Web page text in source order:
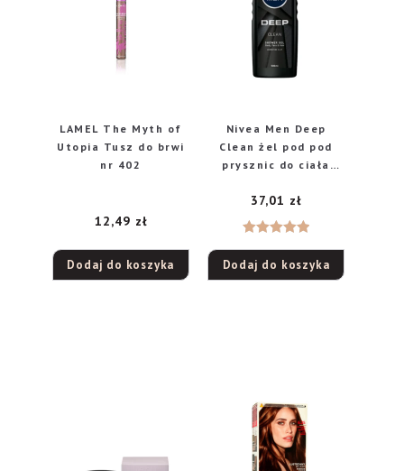
LAMEL The Myth of
Utopia Tusz do brwi
nr 402
12,49 zł
Dodaj do koszyka
Nivea Men Deep
Clean żel pod pod
prysznic do ciała
ml
5.00na 5
37,01 zł
Dodaj do koszyka